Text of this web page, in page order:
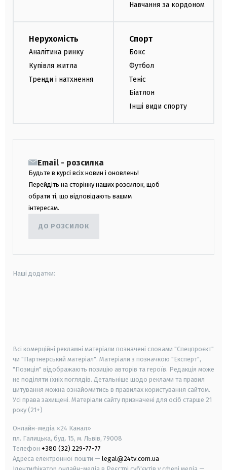
Навчання за кордоном
Нерухомість
Аналітика ринку
Купівля житла
Тренди і натхнення
Спорт
Бокс
Футбол
Теніс
Біатлон
Інші види спорту
Email - розсилка
Будьте в курсі всіх новин і оновлень!
Перейдіть на сторінку наших розсилок, щоб
обрати ті, що відповідають вашим
інтересам.
ДО РОЗСИЛОК
Наші додатки:
Всі комерційні рекламні матеріали позначені словами "Спецпроєкт"
чи "Партнерський матеріал". Матеріали з позначкою "Експерт",
"Позиція" відображають позицію авторів та героїв. Редакція може
не поділяти їхніх поглядів. Детальніше щодо реклами та правил
цитування можна ознайомитись в правилах користування сайтом.
Усі права захищені. Матеріали сайту призначені для осіб старше 21
року (21+)
Онлайн-медіа «24 Канал»
пл. Галицька, буд. 15, м. Львів, 79008
Телефон +380 (32) 229-77-77
Адреса електронної пошти — legal@24tv.com.ua